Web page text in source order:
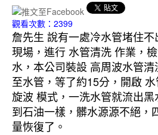
觀看次數：2399
詹先生 說有一處冷水管堵住
現場，進行 水管清洗 作業，
水，本公司裝設 高周波水管
至水管，等了約15分，開啟
旋波 模式，一洗水管就流出
到石油一樣，髒水源源不絕，
量恢復了。